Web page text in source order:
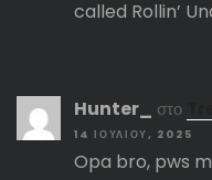
called Rollin’
Hunter_ στο
14 ΙΟΥΛΊΟΥ, 2025
Opa bro, pws